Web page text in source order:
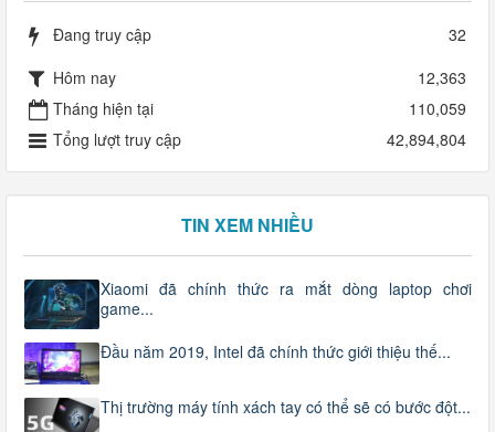
Đang truy cập
32
Hôm nay
12,363
Tháng hiện tại
110,059
Tổng lượt truy cập
42,894,804
TIN XEM NHIỀU
Xiaomi đã chính thức ra mắt dòng laptop chơi
game...
Đầu năm 2019, Intel đã chính thức giới thiệu thế...
Thị trường máy tính xách tay có thể sẽ có bước đột...